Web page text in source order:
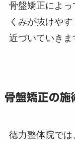
骨盤矯正によ
くみが抜けや
近づいていきま
骨盤矯正の施
徳力整体院では